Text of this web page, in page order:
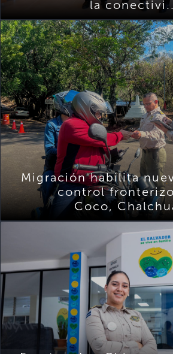
la
Migración habilita
control
Coco,